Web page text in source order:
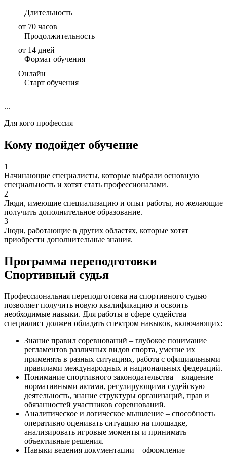
Длительность
от 70 часов
Продолжительность
от 14 дней
Формат обучения
Онлайн
Старт обучения
...
Для кого профессия
Кому подойдет обучение
1
Начинающие специалисты, которые выбрали основную
специальность и хотят стать профессионалами.
2
Люди, имеющие специализацию и опыт работы, но желающие
получить дополнительное образование.
3
Люди, работающие в других областях, которые хотят
приобрести дополнительные знания.
Программа переподготовки
Спортивный судья
Профессиональная переподготовка на спортивного судью
позволяет получить новую квалификацию и освоить
необходимые навыки. Для работы в сфере судейства
специалист должен обладать спектром навыков, включающих:
Знание правил соревнований – глубокое понимание
регламентов различных видов спорта, умение их
применять в разных ситуациях, работа с официальными
правилами международных и национальных федераций.
Понимание спортивного законодательства – владение
нормативными актами, регулирующими судейскую
деятельность, знание структуры организаций, прав и
обязанностей участников соревнований.
Аналитическое и логическое мышление – способность
оперативно оценивать ситуацию на площадке,
анализировать игровые моменты и принимать
объективные решения.
Навыки ведения документации – оформление